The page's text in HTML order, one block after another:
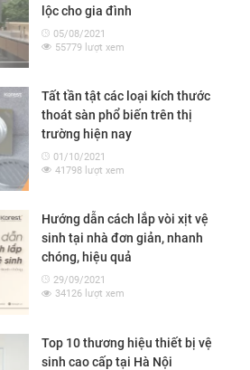
lộc cho gia đình
05/08/2021
55779 lượt xem
Tất tần tật các loại kích thước
thoát sàn phổ biến trên thị
trường hiện nay
01/10/2021
41798 lượt xem
Hướng dẫn cách lắp vòi xịt vệ
sinh tại nhà đơn giản, nhanh
chóng, hiệu quả
29/09/2021
34126 lượt xem
Top 10 thương hiệu thiết bị vệ
sinh cao cấp tại Hà Nội